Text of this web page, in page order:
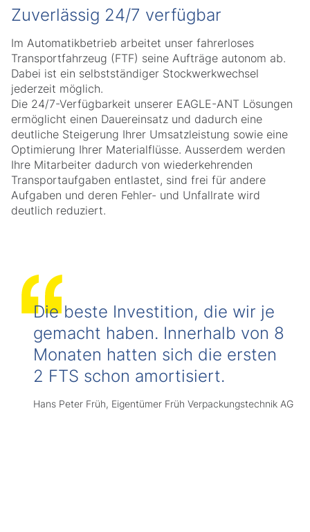
Zuverlässig 24/7 verfügbar
Im Automatikbetrieb arbeitet unser fahrerloses
Transportfahrzeug (FTF) seine Aufträge autonom ab.
Dabei ist ein selbstständiger Stockwerkwechsel
jederzeit möglich.
Die 24/7-Verfügbarkeit unserer EAGLE-ANT Lösungen
ermöglicht einen Dauereinsatz und dadurch eine
deutliche Steigerung Ihrer Umsatzleistung sowie eine
Optimierung Ihrer Materialflüsse. Ausserdem werden
Ihre Mitarbeiter dadurch von wiederkehrenden
Transportaufgaben entlastet, sind frei für andere
Aufgaben und deren Fehler- und Unfallrate wird
deutlich reduziert.
Die beste Investition, die wir je
gemacht haben. Innerhalb von 8
Monaten hatten sich die ersten
2 FTS schon amortisiert.
Hans Peter Früh, Eigentümer Früh Verpackungstechnik AG